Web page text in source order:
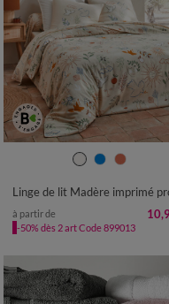
à partir de
-50% dès 2 art Code 899013